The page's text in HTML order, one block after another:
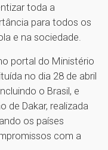
toda a
para todos os
e na sociedade.
portal do Ministério
no dia 28 de abril
o Brasil, e
de Dakar, realizada
os países
com a